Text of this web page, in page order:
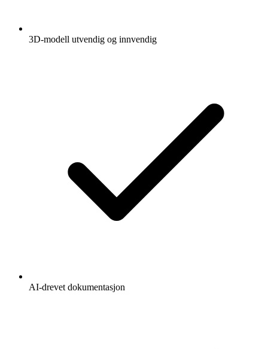
3D-modell utvendig og innvendig
AI-drevet dokumentasjon